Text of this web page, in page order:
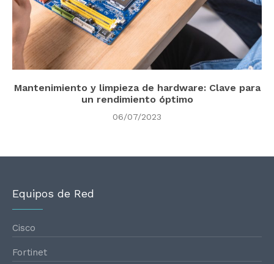
Mantenimiento y limpieza de hardware: Clave para
un rendimiento óptimo
06/07/2023
Equipos de Red
Cisco
Fortinet